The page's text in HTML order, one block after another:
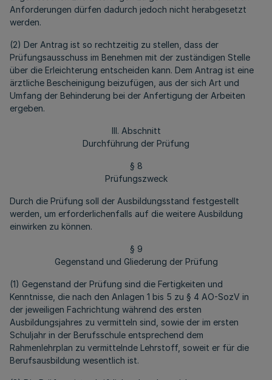
Anforderungen dürfen dadurch jedoch nicht herabgesetzt
werden.
(2) Der Antrag ist so rechtzeitig zu stellen, dass der
Prüfungsausschuss im Benehmen mit der zuständigen Stelle
über die Erleichterung entscheiden kann. Dem Antrag ist eine
ärztliche Bescheinigung beizufügen, aus der sich Art und
Umfang der Behinderung bei der Anfertigung der Arbeiten
ergeben.
III. Abschnitt
Durchführung der Prüfung
§ 8
Prüfungszweck
Durch die Prüfung soll der Ausbildungsstand festgestellt
werden, um erforderlichenfalls auf die weitere Ausbildung
einwirken zu können.
§ 9
Gegenstand und Gliederung der Prüfung
(1) Gegenstand der Prüfung sind die Fertigkeiten und
Kenntnisse, die nach den Anlagen 1 bis 5 zu § 4 AO-SozV in
der jeweiligen Fachrichtung während des ersten
Ausbildungsjahres zu vermitteln sind, sowie der im ersten
Schuljahr in der Berufsschule entsprechend dem
Rahmenlehrplan zu vermittelnde Lehrstoff, soweit er für die
Berufsausbildung wesentlich ist.